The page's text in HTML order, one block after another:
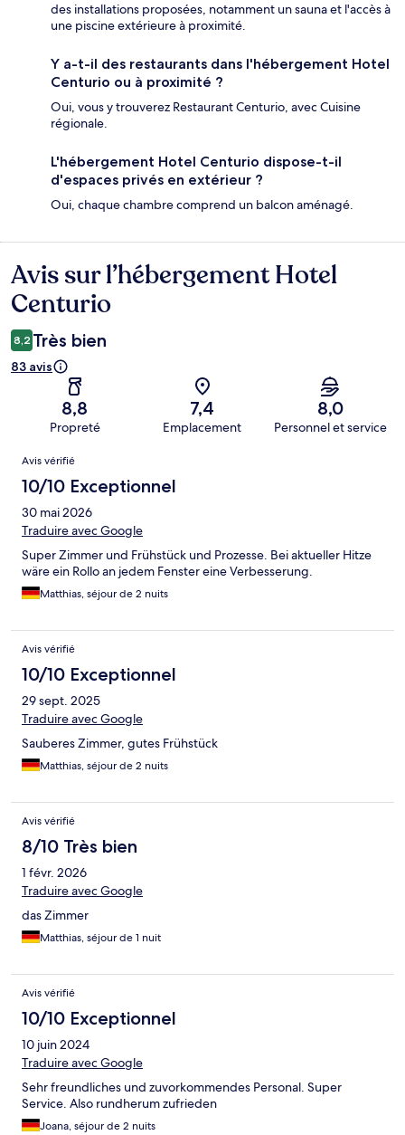
des installations proposées, notamment un sauna et l'accès à
une piscine extérieure à proximité.
Y a-t-il des restaurants dans l'hébergement Hotel
Centurio ou à proximité ?
Oui, vous y trouverez Restaurant Centurio, avec Cuisine
régionale.
L'hébergement Hotel Centurio dispose-t-il
d'espaces privés en extérieur ?
Oui, chaque chambre comprend un balcon aménagé.
Avis
Avis sur l’hébergement Hotel
Centurio
8,2 Très bien
83 avis
8,8
Propreté
7,4
Emplacement
8,0
Personnel et service
Avis
Avis vérifié
10/10 Exceptionnel
30 mai 2026
Traduire avec Google
Super Zimmer und Frühstück und Prozesse. Bei aktueller Hitze
wäre ein Rollo an jedem Fenster eine Verbesserung.
Matthias, séjour de 2 nuits
Avis vérifié
10/10 Exceptionnel
29 sept. 2025
Traduire avec Google
Sauberes Zimmer, gutes Frühstück
Matthias, séjour de 2 nuits
Avis vérifié
8/10 Très bien
1 févr. 2026
Traduire avec Google
das Zimmer
Matthias, séjour de 1 nuit
Avis vérifié
10/10 Exceptionnel
10 juin 2024
Traduire avec Google
Sehr freundliches und zuvorkommendes Personal. Super
Service. Also rundherum zufrieden
Joana, séjour de 2 nuits